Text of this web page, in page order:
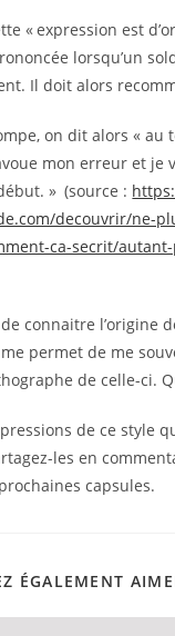
« expression est
lorsqu’un
Il doit alors
on dit alors « au
mon erreur et je
» (source :
decouvrir/ne-
ca-secrit/
connaitre l’origine
permet de me
de celle-ci.
de ce style
les en
capsules.
ÉGALEMENT